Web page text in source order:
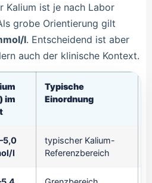
Kalium ist je nach Labor
grobe Orientierung gilt
l. Entscheidend ist aber
auch der klinische Kontext.
im
Typische
Einordnung
l
typischer Kalium-
Referenzbereich